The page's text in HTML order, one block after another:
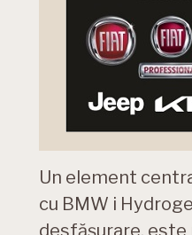
Un element
cu BMW i
desfăşurare, este